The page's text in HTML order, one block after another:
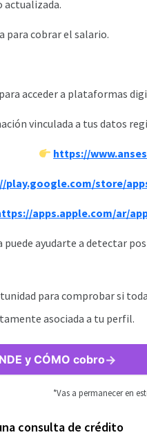
para cobrar el salario.
acceder a plataformas
vinculada a tus datos
https://
play.google.com/store/
apps.apple.com/ar/
puede ayudarte a detectar
para comprobar si
asociada a tu perfil.
y CÓMO cobro
*Vas a permanecer en
consulta de crédito